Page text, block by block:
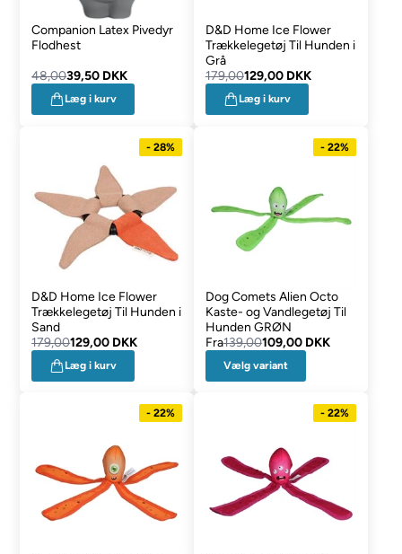
Companion Latex Pivedyr
Flodhest
48,0039,50 DKK
Læg i kurv
D&D Home Ice Flower
Trækkelegetøj Til Hunden i
Grå
179,00129,00 DKK
Læg i kurv
- 28%
D&D Home Ice Flower
Trækkelegetøj Til Hunden i
Sand
179,00129,00 DKK
Læg i kurv
- 22%
Dog Comets Alien Octo
Kaste- og Vandlegetøj Til
Hunden GRØN
Fra139,00109,00 DKK
Vælg variant
- 22% - 22%